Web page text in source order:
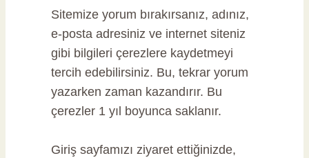
Sitemize yorum bırakırsanız, adınız,
e-posta adresiniz ve internet siteniz
gibi bilgileri çerezlere kaydetmeyi
tercih edebilirsiniz. Bu, tekrar yorum
yazarken zaman kazandırır. Bu
çerezler 1 yıl boyunca saklanır.
Giriş sayfamızı ziyaret ettiğinizde,